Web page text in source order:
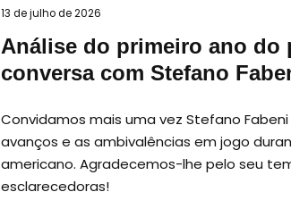
13 de julho de 2026
Análise do primeiro ano do
conversa com Stefano
Convidamos mais uma vez Stefano
avanços e as ambivalências em jogo
americano. Agradecemos-lhe pelo seu
esclarecedoras!